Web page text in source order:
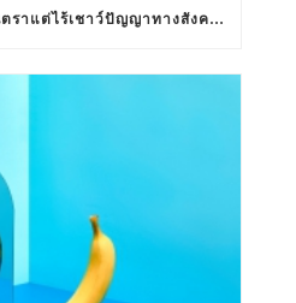
สูงด้วยการศึกษาและเงินตราแต่ไร้เชาว์ปัญญาทางสังคมสัมพันธ์